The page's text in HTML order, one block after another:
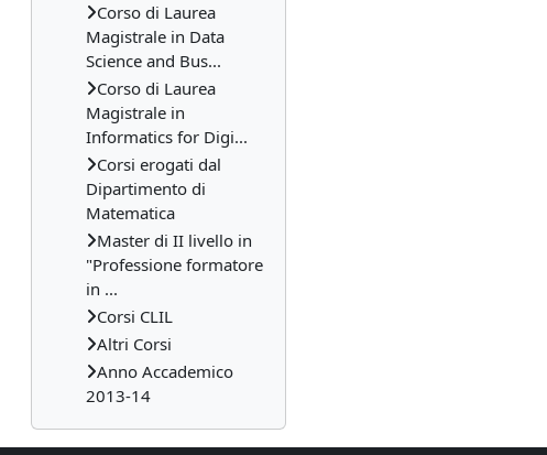
Corso di Laurea
Magistrale in Data
Science and Bus...
Corso di Laurea
Magistrale in
Informatics for Digi...
Corsi erogati dal
Dipartimento di
Matematica
Master di II livello in
"Professione formatore
in ...
Corsi CLIL
Altri Corsi
Anno Accademico
2013-14